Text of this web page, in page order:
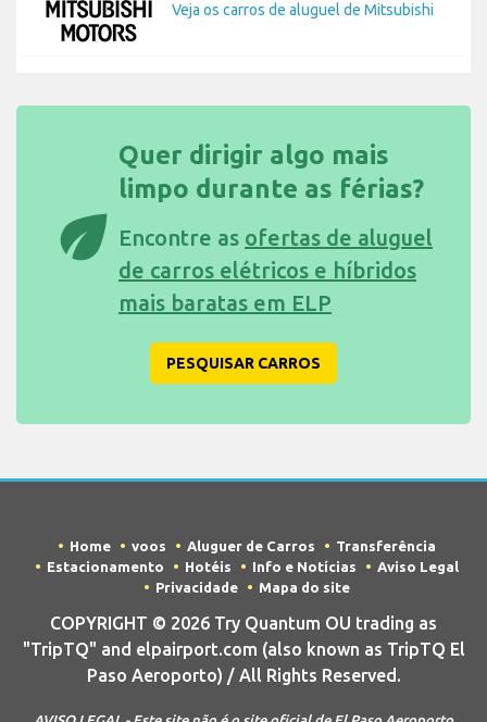
Veja os carros de aluguel de Mitsubishi
eco
Quer dirigir algo mais
limpo durante as férias?
Encontre as ofertas de aluguel
de carros elétricos e híbridos
mais baratas em ELP
PESQUISAR CARROS
Home voos Aluguer de Carros
Transferência
Estacionamento
Hotéis Info e Notícias
Aviso Legal
Privacidade
Mapa do site
COPYRIGHT © 2026 Try Quantum OU trading as
"TripTQ" and elpairport.com (also known as TripTQ El
Paso Aeroporto) / All Rights Reserved.